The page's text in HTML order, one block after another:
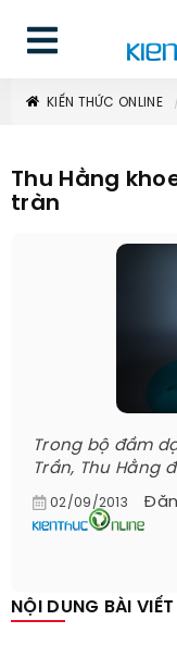
KIẾN THỨC ONLINE
Thu Hằng
tràn
Trong bộ đầm
Trần, Thu Hằng
02/09/2013
NỘI DUNG BÀI VIẾT